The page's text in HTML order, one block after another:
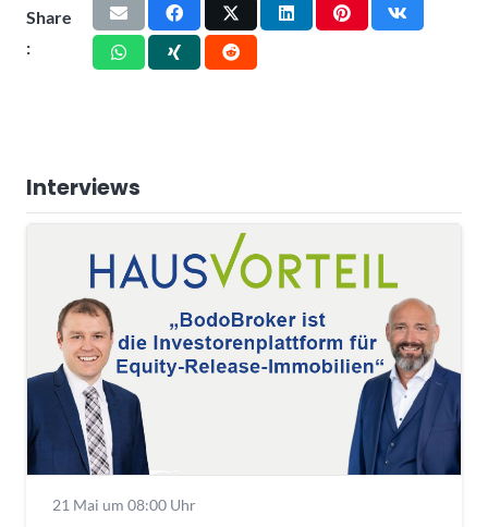
Share
:
Interviews
21 Mai um 08:00 Uhr